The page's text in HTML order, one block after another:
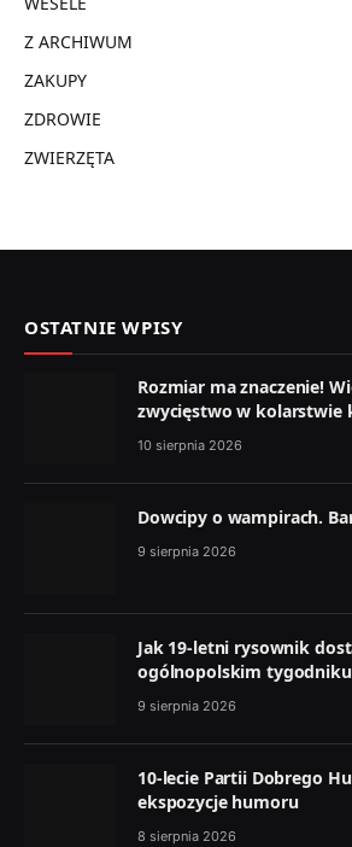
Z ARCHIWUM
ZAKUPY
ZDROWIE
ZWIERZĘTA
OSTATNIE WPISY
Rozmiar ma znaczenie!
zwycięstwo w kolarstwie
10 sierpnia 2026
Dowcipy o wampirach.
9 sierpnia 2026
Jak 19-letni rysownik
ogólnopolskim
9 sierpnia 2026
10-lecie Partii Dobrego
ekspozycje humoru
8 sierpnia 2026